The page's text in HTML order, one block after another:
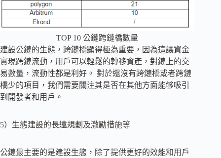
TOP 10 公鏈跨鏈橋數量
建設公鏈的生態，跨鏈橋顯得極為重要，因為這讓資金
實現跨鏈流動，用戶可以輕鬆的轉移資產，對鏈上的交
易數量，流動性都是利好。 對於還沒有跨鏈橋或者跨鏈
橋少的項目，我們需要關注其是否在其他方面能够吸引
到開發者和用戶。
5）生態建設的長遠規劃及激勵措施等
公鏈最主要的是建設生態，除了提供更好的效能和用戶